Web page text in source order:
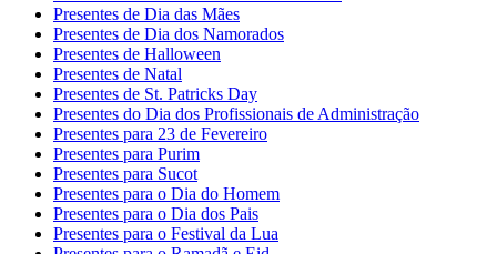
Presentes de Dia das Mães
Presentes de Dia dos Namorados
Presentes de Halloween
Presentes de Natal
Presentes de St. Patricks Day
Presentes do Dia dos Profissionais de Administração
Presentes para 23 de Fevereiro
Presentes para Purim
Presentes para Sucot
Presentes para o Dia do Homem
Presentes para o Dia dos Pais
Presentes para o Festival da Lua